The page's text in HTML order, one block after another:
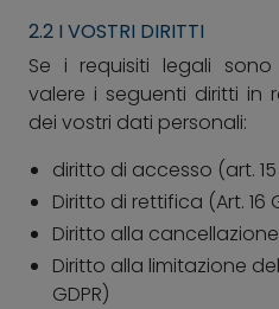
2.2 I VOSTRI DIRITTI
Se i requisiti legali
valere i seguenti diritti in
dei vostri dati personali:
diritto di accesso (art. 15
Diritto di rettifica (Art. 16
Diritto alla cancellazione
Diritto alla limitazione
GDPR)